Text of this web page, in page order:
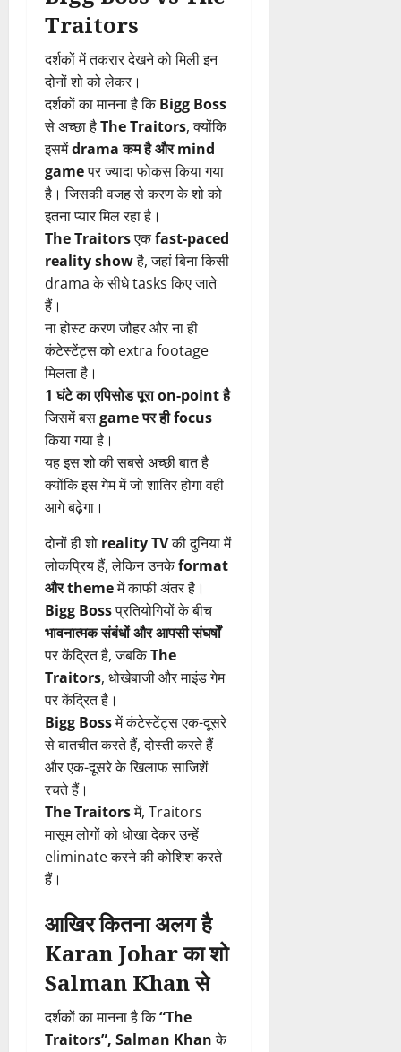
Traitors
दर्शकों में तकरार देखने को मिली इन
दोनों शो को लेकर।
दर्शकों का मानना है किBigg Boss
से अच्छा हैThe Traitors, क्योंकि
इसमेंdrama कम है और mind
gameपर ज्यादा फोकस किया गया
है। जिसकी वजह से करण के शो को
इतना प्यार मिल रहा है।
The Traitorsएकfast-paced
reality showहै, जहां बिना किसी
drama के सीधे tasks किए जाते
हैं।
ना होस्ट करण जौहर और ना ही
कंटेस्टेंट्स को extra footage
मिलता है।
1 घंटे का एपिसोड पूरा on-point है
जिसमें बसgame पर ही focus
किया गया है।
यह इस शो की सबसे अच्छी बात है
क्योंकि इस गेम में जो शातिर होगा वही
आगे बढ़ेगा।
दोनों ही शो reality TVकी दुनिया में
लोकप्रिय हैं, लेकिन उनकेformat
और themeमें काफी अंतर है।
Bigg Bossप्रतियोगियों के बीच
भावनात्मक संबंधों और आपसी संघर्षों
पर केंद्रित है, जबकिThe
Traitors, धोखेबाजी और माइंड गेम
पर केंद्रित है।
Bigg Bossमें कंटेस्टेंट्स एक-दूसरे
से बातचीत करते हैं, दोस्ती करते हैं
और एक-दूसरे के खिलाफ साजिशें
रचते हैं।
The Traitorsमें, Traitors
मासूम लोगों को धोखा देकर उन्हें
eliminate करने की कोशिश करते
हैं।
आखिर कितना अलग है
Karan Johar का शो
Salman Khan से
दर्शकों का मानना है कि“The
Traitors”, Salman Khanके